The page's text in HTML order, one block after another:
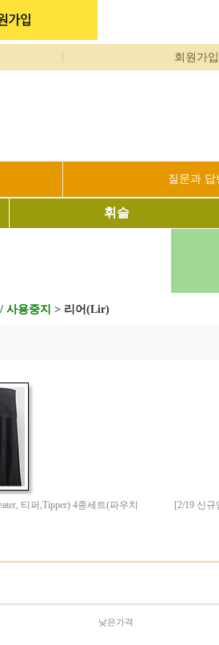
회원가입
질문과 답
휘슬
사용중지 > 리어(Lir)
티퍼,Tipper) 4종세트(파우치
[2/19 신
낮은가격